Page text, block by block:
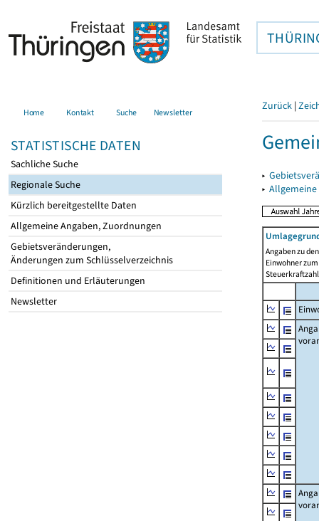
Home Kontakt Suche Newsletter
STATISTISCHE DATEN
Sachliche Suche
Regionale Suche
Kürzlich bereitgestellte Daten
Allgemeine Angaben, Zuordnungen
Gebietsveränderungen,
Änderungen zum Schlüsselverzeichnis
Definitionen und Erläuterungen
Newsletter
Zurück |
▸
▸
Angaben zu
Einwohner